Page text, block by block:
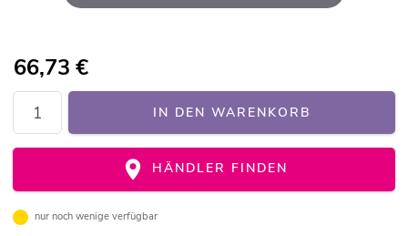
66,73 €
IN DEN WARENKORB
HÄNDLER FINDEN
nur noch wenige verfügbar